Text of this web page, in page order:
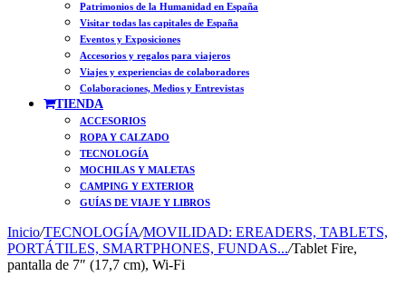
Patrimonios de la Humanidad en España
Visitar todas las capitales de España
Eventos y Exposiciones
Accesorios y regalos para viajeros
Viajes y experiencias de colaboradores
Colaboraciones, Medios y Entrevistas
TIENDA
ACCESORIOS
ROPA Y CALZADO
TECNOLOGÍA
MOCHILAS Y MALETAS
CAMPING Y EXTERIOR
GUÍAS DE VIAJE Y LIBROS
Inicio/TECNOLOGÍA/MOVILIDAD: EREADERS, TABLETS,
PORTÁTILES, SMARTPHONES, FUNDAS.../Tablet Fire,
pantalla de 7″ (17,7 cm), Wi-Fi